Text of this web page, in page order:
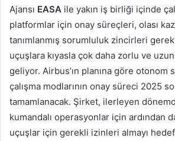
Ajansı EASA ile yakın iş birliği içinde
platformlar için onay süreçleri, olası
tanımlanmış sorumluluk zincirleri
uçuşlara kıyasla çok daha zorlu ve
geliyor. Airbus’ın planına göre
çalışma modlarının onay süreci 2025
tamamlanacak. Şirket, ilerleyen
kumandalı operasyonlar için ardından
uçuşlar için gerekli izinleri almayı